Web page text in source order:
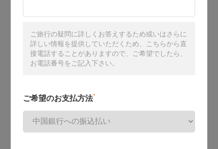
ご旅行の疑問に詳しくお答えするため或いはさらに
詳しい情報を提供していただくため、こちらから直
接電話することがありますので、ご希望でしたら、
お電話番号をご記入下さい。
ご希望のお支払方法*